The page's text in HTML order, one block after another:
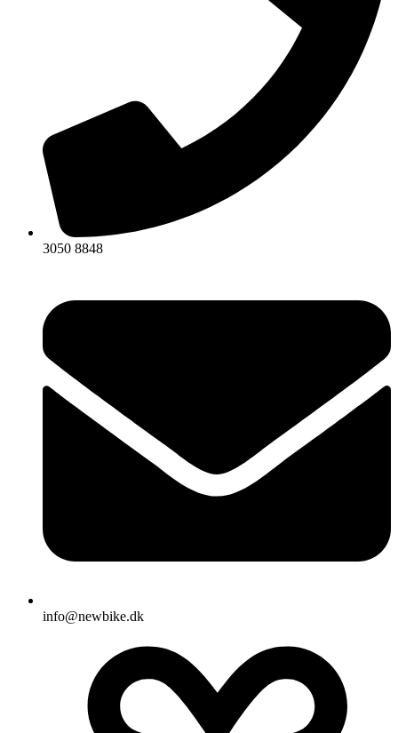
3050 8848
info@newbike.dk